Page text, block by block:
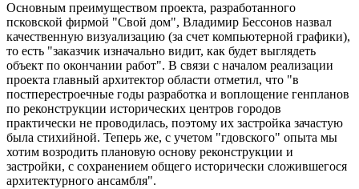
Основным преимуществом проекта, разработанного
псковской фирмой "Свой дом", Владимир Бессонов назвал
качественную визуализацию (за счет компьютерной графики),
то есть "заказчик изначально видит, как будет выглядеть
объект по окончании работ". В связи с началом реализации
проекта главный архитектор области отметил, что "в
постперестроечные годы разработка и воплощение генпланов
по реконструкции исторических центров городов
практически не проводилась, поэтому их застройка зачастую
была стихийной. Теперь же, с учетом "гдовского" опыта мы
хотим возродить плановую основу реконструкции и
застройки, с сохранением общего исторически сложившегося
архитектурного ансамбля".